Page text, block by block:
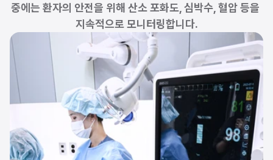
중에는 환자의 안전을 위해 산소 포화도, 심박수, 혈압 등을
지속적으로 모니터링합니다.